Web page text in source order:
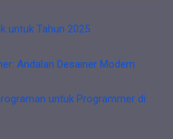
untuk Tahun 2025
Andalan Desainer Modern
untuk Programmer di